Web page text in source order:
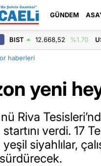
GÜNDEM
BIST 12.668,52 %1.70
haberleri
yeni
Riva
verdi. 17
siyahlılar,